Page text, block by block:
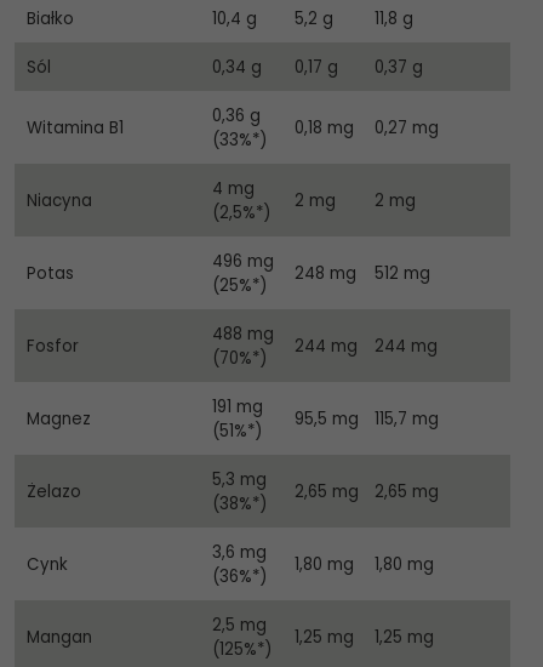
Białko 10,4 g 5,2 g 11,8 g
Sól 0,34 g 0,17 g 0,37 g
Witamina B1
0,36 g
(33%*)
0,18 mg 0,27 mg
Niacyna
4 mg
(2,5%*)
2 mg 2 mg
Potas
496 mg
(25%*)
248 mg 512 mg
Fosfor
488 mg
(70%*)
244 mg 244 mg
Magnez
191 mg
(51%*)
95,5 mg 115,7 mg
Żelazo
5,3 mg
(38%*)
2,65 mg 2,65 mg
Cynk
3,6 mg
(36%*)
1,80 mg 1,80 mg
Mangan
2,5 mg
(125%*)
1,25 mg 1,25 mg